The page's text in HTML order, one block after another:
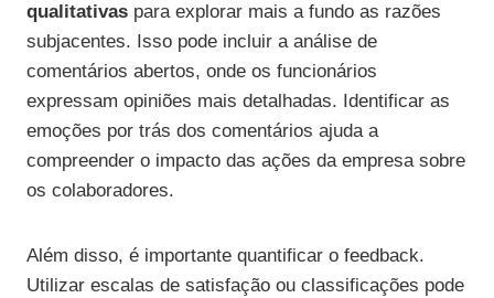
qualitativas para explorar mais a fundo as razões
subjacentes. Isso pode incluir a análise de
comentários abertos, onde os funcionários
expressam opiniões mais detalhadas. Identificar as
emoções por trás dos comentários ajuda a
compreender o impacto das ações da empresa sobre
os colaboradores.
Além disso, é importante quantificar o feedback.
Utilizar escalas de satisfação ou classificações pode